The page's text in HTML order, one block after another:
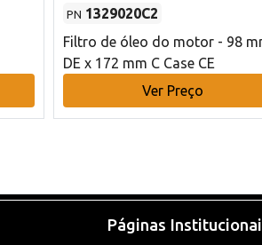
PN 1329020C2
Filtro de óleo do motor - 98
DE x 172 mm C Case CE
Ver Preço
Páginas